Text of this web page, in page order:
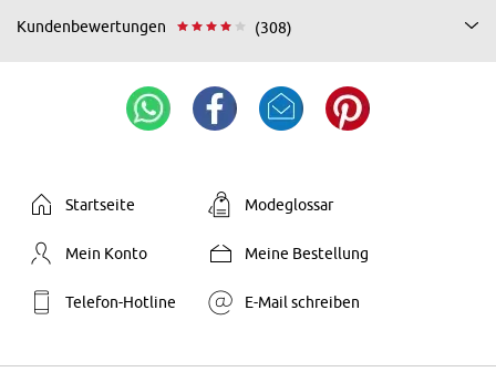
Kundenbewertungen (308)
Startseite Modeglossar
Mein Konto Meine Bestellung
Telefon-Hotline E-Mail schreiben